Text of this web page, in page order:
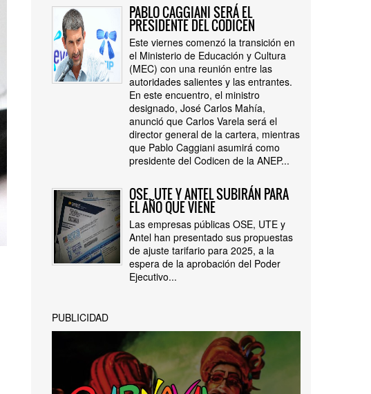
PABLO CAGGIANI SERÁ EL
PRESIDENTE DEL CODICEN
Este viernes comenzó la transición en
el Ministerio de Educación y Cultura
(MEC) con una reunión entre las
autoridades salientes y las entrantes.
En este encuentro, el ministro
designado, José Carlos Mahía,
anunció que Carlos Varela será el
director general de la cartera, mientras
que Pablo Caggiani asumirá como
presidente del Codicen de la ANEP...
OSE, UTE Y ANTEL SUBIRÁN PARA
EL AÑO QUE VIENE
Las empresas públicas OSE, UTE y
Antel han presentado sus propuestas
de ajuste tarifario para 2025, a la
espera de la aprobación del Poder
Ejecutivo...
PUBLICIDAD